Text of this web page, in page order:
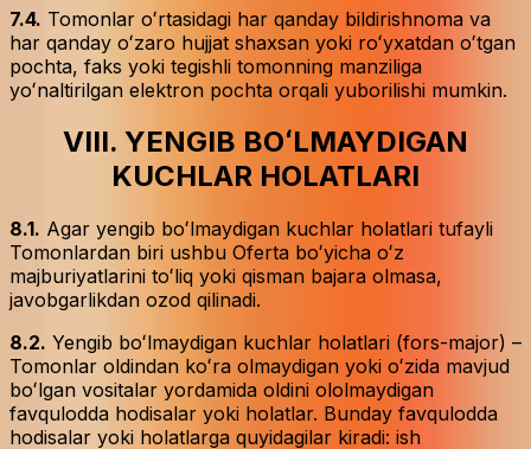
7.4. Tomonlar oʻrtasidagi har qanday bildirishnoma va
har qanday oʻzaro hujjat shaxsan yoki roʻyxatdan oʻtgan
pochta, faks yoki tegishli tomonning manziliga
yoʻnaltirilgan elektron pochta orqali yuborilishi mumkin.
VIII. YENGIB BOʻLMAYDIGAN
KUCHLAR HOLATLARI
8.1. Agar yengib boʻlmaydigan kuchlar holatlari tufayli
Tomonlardan biri ushbu Oferta boʻyicha oʻz
majburiyatlarini toʻliq yoki qisman bajara olmasa,
javobgarlikdan ozod qilinadi.
8.2. Yengib boʻlmaydigan kuchlar holatlari (fors-major) –
Tomonlar oldindan koʻra olmaydigan yoki oʻzida mavjud
boʻlgan vositalar yordamida oldini ololmaydigan
favqulodda hodisalar yoki holatlar. Bunday favqulodda
hodisalar yoki holatlarga quyidagilar kiradi: ish